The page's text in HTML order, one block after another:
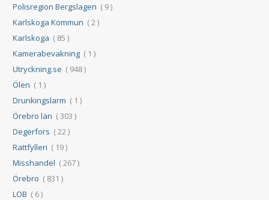
Polisregion Bergslagen ( 9 )
Karlskoga Kommun ( 2 )
Karlskoga ( 85 )
Kamerabevakning ( 1 )
Utryckning.se ( 948 )
Ölen ( 1 )
Drunkingslarm ( 1 )
Örebro län ( 303 )
Degerfors ( 22 )
Rattfylleri ( 19 )
Misshandel ( 267 )
Örebro ( 831 )
LOB ( 6 )